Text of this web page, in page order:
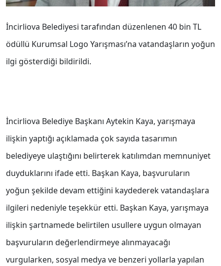
İncirliova Belediyesi tarafından düzenlenen 40 bin TL
ödüllü Kurumsal Logo Yarışması’na vatandaşların yoğun
ilgi gösterdiği bildirildi.
İncirliova Belediye Başkanı Aytekin Kaya, yarışmaya
ilişkin yaptığı açıklamada çok sayıda tasarımın
belediyeye ulaştığını belirterek katılımdan memnuniyet
duyduklarını ifade etti. Başkan Kaya, başvuruların
yoğun şekilde devam ettiğini kaydederek vatandaşlara
ilgileri nedeniyle teşekkür etti. Başkan Kaya, yarışmaya
ilişkin şartnamede belirtilen usullere uygun olmayan
başvuruların değerlendirmeye alınmayacağı
vurgularken, sosyal medya ve benzeri yollarla yapılan